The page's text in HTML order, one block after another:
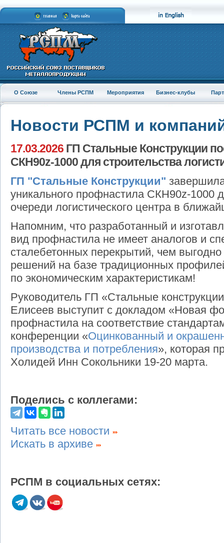
О Союзе Члены РСПМ Мероприятия Бизнес-клубы
Новости РСПМ и
17.03.2026 ГП Стальные Конструкции
СКН90z-1000 для строительства
ГП "Стальные Конструкции"
уникального профнастила СКН90z-1000
очереди логистического центра в
Напомним, что разработанный и
вид профнастила не имеет аналогов и
сталебетонных перекрытий, чем
решений на базе традиционных
по экономическим характеристикам!
Руководитель ГП «Стальные
Елисеев выступит с докладом «Новая
профнастила на соответствие
конференции «Оцинкованный и
производства и потребления», которая
Холидей Инн Сокольники 19-20 марта.
Поделись с коллегами:
Читать все новости
Искать в архиве
РСПМ в социальных сетях: